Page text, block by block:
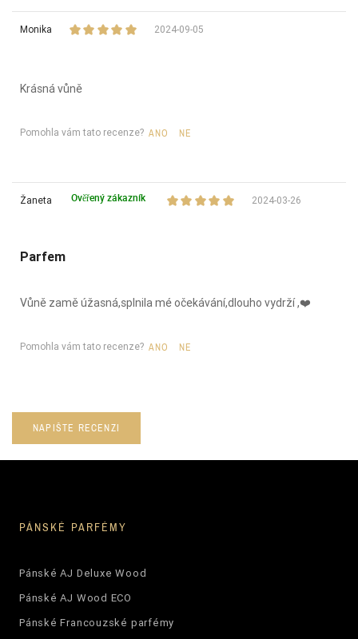
Monika 2024-09-05
Krásná vůně
Pomohla vám tato recenze? ANO NE
Žaneta Ověřený zákazník 2024-03-26
Parfem
Vůně zamě úžasná,splnila mé očekávání,dlouho vydrží ,❤️
Pomohla vám tato recenze? ANO NE
NAPIŠTE RECENZI
PÁNSKÉ PARFÉMY
Pánské AJ Deluxe Wood
Pánské AJ Wood ECO
Pánské Francouzské parfémy